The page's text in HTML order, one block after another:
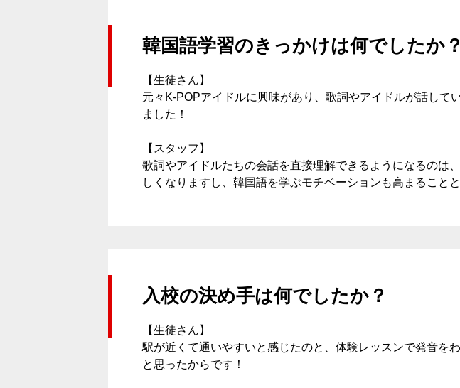
韓国語学習のきっかけは何でしたか？
【生徒さん】
元々K-POPアイドルに興味があり、歌詞やアイドルが話し
ました！
【スタッフ】
歌詞やアイドルたちの会話を直接理解できるようになるのは
しくなりますし、韓国語を学ぶモチベーションも高まることと
入校の決め手は何でしたか？
【生徒さん】
駅が近くて通いやすいと感じたのと、体験レッスンで発音を
と思ったからです！